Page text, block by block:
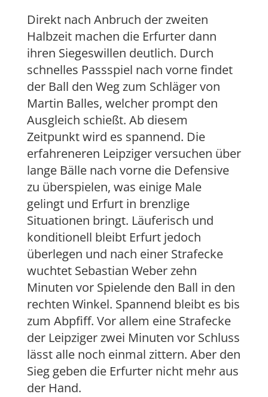
Direkt nach Anbruch der zweiten
Halbzeit machen die Erfurter dann
ihren Siegeswillen deutlich. Durch
schnelles Passspiel nach vorne findet
der Ball den Weg zum Schläger von
Martin Balles, welcher prompt den
Ausgleich schießt. Ab diesem
Zeitpunkt wird es spannend. Die
erfahreneren Leipziger versuchen über
lange Bälle nach vorne die Defensive
zu überspielen, was einige Male
gelingt und Erfurt in brenzlige
Situationen bringt. Läuferisch und
konditionell bleibt Erfurt jedoch
überlegen und nach einer Strafecke
wuchtet Sebastian Weber zehn
Minuten vor Spielende den Ball in den
rechten Winkel. Spannend bleibt es bis
zum Abpfiff. Vor allem eine Strafecke
der Leipziger zwei Minuten vor Schluss
lässt alle noch einmal zittern. Aber den
Sieg geben die Erfurter nicht mehr aus
der Hand.